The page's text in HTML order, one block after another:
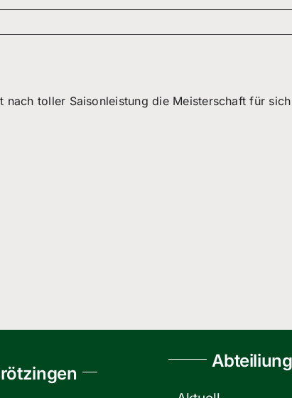
nach toller Saisonleistung die Meisterschaft für sich
Abteiliung